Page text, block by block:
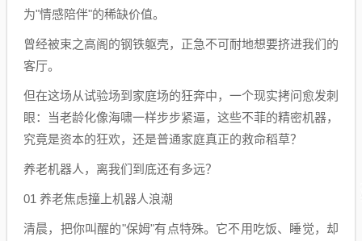
为"情感陪伴"的稀缺价值。
曾经被束之高阁的钢铁躯壳，正急不可耐地想要挤进我们的
客厅。
但在这场从试验场到家庭场的狂奔中，一个现实拷问愈发刺
眼：当老龄化像海啸一样步步紧逼，这些不菲的精密机器，
究竟是资本的狂欢，还是普通家庭真正的救命稻草？
养老机器人，离我们到底还有多远？
01 养老焦虑撞上机器人浪潮
清晨，把你叫醒的"保姆"有点特殊。它不用吃饭、睡觉，却